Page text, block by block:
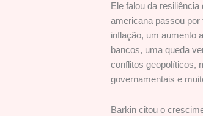
Ele falou da
americana passou por
inflação, um aumento
bancos, uma queda
conflitos geopolíticos,
governamentais e
Barkin citou o